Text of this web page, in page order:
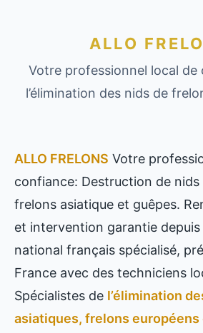
ALLO
Votre professionnel local de
l’élimination des nids de
ALLO FRELONS Votre
confiance: Destruction de nids
frelons asiatique et guêpes.
et intervention garantie depuis
national français spécialisé,
France avec des techniciens
Spécialistes de l’élimination
asiatiques, frelons européens